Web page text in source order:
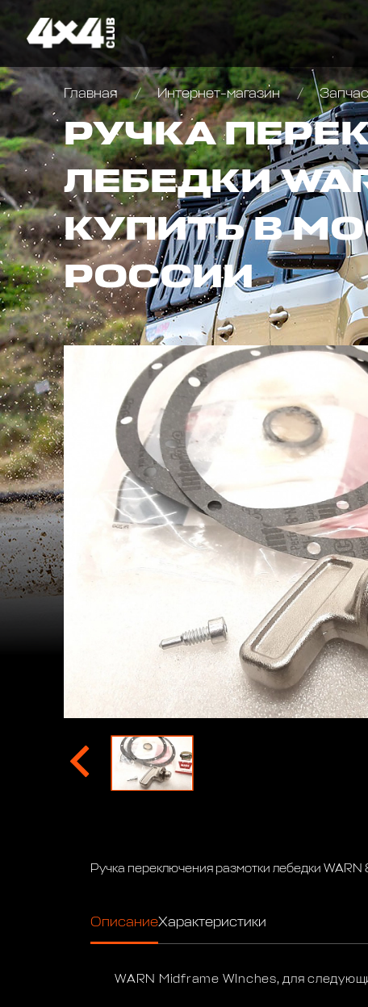
Главная Интернет-магазин
РУЧКА
ЛЕБЕДКИ
КУПИТЬ В
РОССИИ
Ручка переключения размотки лебедки
ОписаниеХарактеристики
WARN Midframe WInches, для